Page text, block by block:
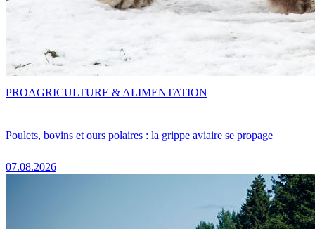
Poulets, bovins et ours polaires : la grippe aviaire se propage
07.08.2026
PROAGRICULTURE & ALIMENTATION